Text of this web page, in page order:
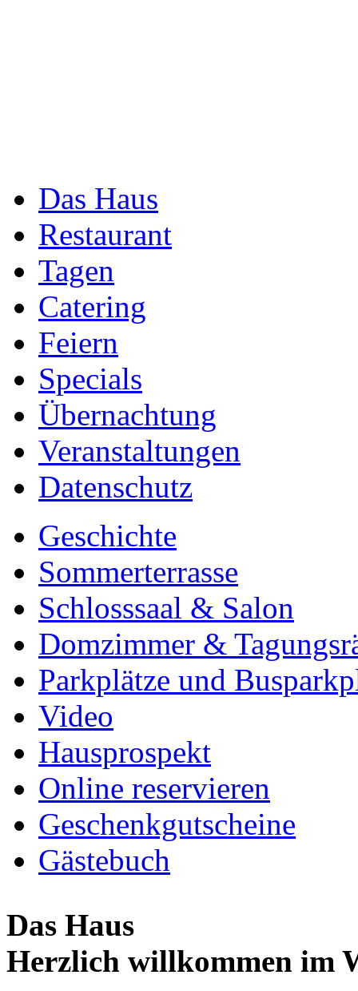
Das Haus
Restaurant
Tagen
Catering
Feiern
Specials
Übernachtung
Veranstaltungen
Datenschutz
Geschichte
Sommerterrasse
Schlosssaal & Salon
Domzimmer &
Parkplätze und
Video
Hausprospekt
Online reservieren
Geschenkgutscheine
Gästebuch
Das Haus
Herzlich willkommen im